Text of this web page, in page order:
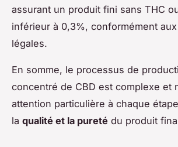
assurant un produit fini sans THC
inférieur à 0,3%, conformément
légales.
En somme, le processus de
concentré de CBD est complexe et
attention particulière à chaque
la qualité et la pureté du produit